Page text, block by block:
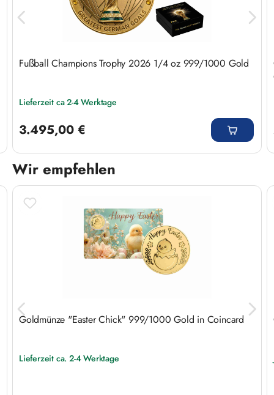
Fußball Champions Trophy 2026 1/4 oz 999/1000 Gold
Lieferzeit ca 2-4 Werktage
3.495,00 €
Wir empfehlen
Produktgalerie überspringen
Goldmünze "Easter Chick" 999/1000 Gold in Coincard
Lieferzeit ca. 2-4 Werktage